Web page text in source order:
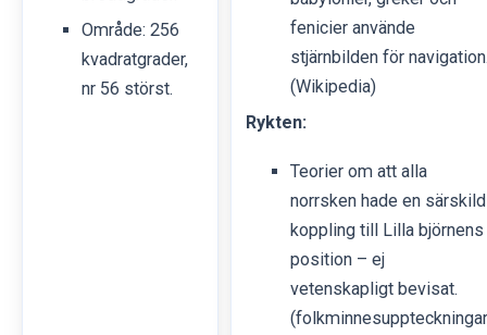
Område: 256
kvadratgrader,
nr 56 störst.
fenicier använde
stjärnbilden för
(Wikipedia)
Rykten:
Teorier om att alla
norrsken hade en särskild
koppling till Lilla björnens
position – ej
vetenskapligt bevisat.